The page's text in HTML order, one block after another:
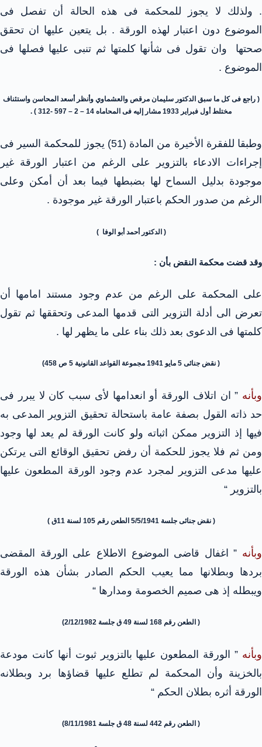
. ولذلك لا يجوز للمحكمة فى هذه الحالة أن تفصل فى
الموضوع دون اعتبار لهذه الورقة . بل يتعين عليها ان تحقق
صحتها وان تقول فى شأنها كلمتها ثم تنبى عليها فصلها فى
الموضوع .
( راجع فى كل ما سبق الدكتور سليمان مرقص والعشماوي وأنظر أسعد المحاسن واستئناف
مختلط أول فبراير 1933 مشار إليه فى المحاماه 14 – 2 – 597 -312 ) .
وطبقا للفقرة الأخيرة من المادة (51) يجوز للمحكمة السير فى
إجراءات الادعاء بالتزوير على الرغم من اعتبار الورقة غير
موجودة بدليل السماح لها بضبطها فيما بعد أن أمكن وعلى
الرغم من صدور الحكم باعتبار الورقة غير موجودة .
( الدكتور أحمد أبو الوفا )
وقد قضت محكمة النقض بأن :
على المحكمة على الرغم من عدم وجود مستند امامها أن
تعرض الى أدلة التزوير التى قدمها المدعى وتحققها ثم تقول
كلمتها فى الدعوى بعد ذلك بناء على ما يظهر لها .
( نقض جنائى 5 مايو 1941 مجموعة القواعد القانونية 5 ص 458)
وبأنه ” ان اتلاف الورقة أو انعدامها لأى سبب كان لا يبرر فى
حد ذاته القول بصفة عامة باستحالة تحقيق التزوير المدعى به
فيها إذ التزوير ممكن اثباته ولو كانت الورقة لم يعد لها وجود
ومن ثم فلا يجوز للحكمة أن رفض تحقيق الوقائع التى يرتكن
عليها مدعى التزوير لمجرد عدم وجود الورقة المطعون عليها
بالتزوير “
( نقض جنائى جلسة 5/5/1941 الطعن رقم 105 لسنة 11ق )
وبأنه ” اغفال قاضى الموضوع الاطلاع على الورقة المقضى
بردها وبطلانها مما يعيب الحكم الصادر بشأن هذه الورقة
ويبطله إذ هى صميم الخصومة ومدارها “
( الطعن رقم 168 لسنة 49 ق جلسة 2/12/1982)
وبأنه ” الورقة المطعون عليها بالتزوير ثبوت أنها كانت مودعة
بالخزينة وأن المحكمة لم تطلع عليها قضاؤها برد وبطلانه
الورقة أثره بطلان الحكم “
( الطعن رقم 442 لسنة 48 ق جلسة 8/11/1981)